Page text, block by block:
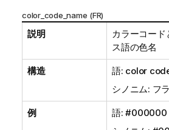
color_code_name (FR)
説明
カラーコー
ス語の色名
構造
語: color
シノニム: フ
例
語: #000000